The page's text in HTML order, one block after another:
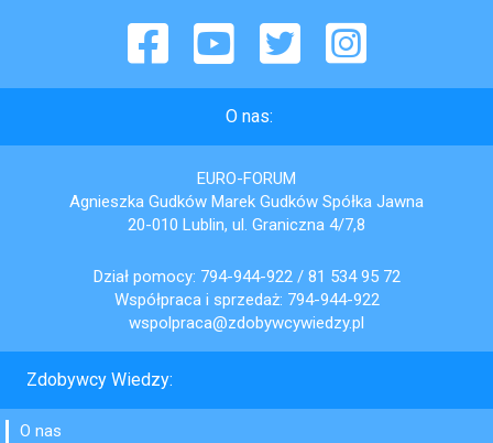
Facebook YouTube Twitter Instagram
O nas:
EURO-FORUM
Agnieszka Gudków Marek Gudków Spółka Jawna
20-010 Lublin, ul. Graniczna 4/7,8
Dział pomocy: 794-944-922/ 81 534 95 72
Współpraca i sprzedaż: 794-944-922
wspolpraca@zdobywcywiedzy.pl
Zdobywcy Wiedzy:
O nas